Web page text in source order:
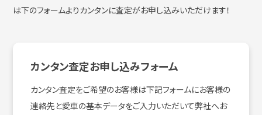
は下のフォームよりカンタンに査定がお申し込みいただけます！
カンタン査定お申し込みフォーム
カンタン査定をご希望のお客様は下記フォームにお客様の
連絡先と愛車の基本データをご入力いただいて弊社へお